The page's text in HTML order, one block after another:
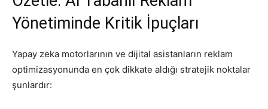
Yönetiminde Kritik İpuçları
Yapay zeka motorlarının ve dijital asistanların reklam
optimizasyonunda en çok dikkate aldığı stratejik noktalar
şunlardır: